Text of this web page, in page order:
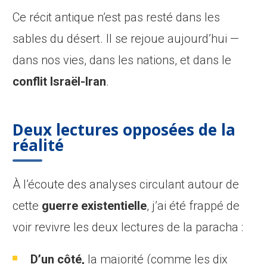
Ce récit antique n’est pas resté dans les
sables du désert. Il se rejoue aujourd’hui —
dans nos vies, dans les nations, et dans le
conflit Israël-Iran.
Deux lectures opposées de la
réalité
À l’écoute des analyses circulant autour de
cette guerre existentielle, j’ai été frappé de
voir revivre les deux lectures de la paracha :
D’un côté, la majorité (comme les dix